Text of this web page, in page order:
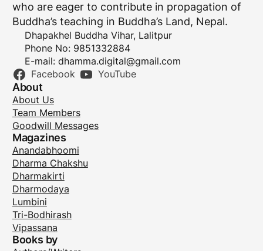
who are eager to contribute in propagation of
Buddha’s teaching in Buddha’s Land, Nepal.
Dhapakhel Buddha Vihar, Lalitpur
Phone No: 9851332884
E-mail: dhamma.digital@gmail.com
Facebook YouTube
About
About Us
Team Members
Goodwill Messages
Magazines
Anandabhoomi
Dharma Chakshu
Dharmakirti
Dharmodaya
Lumbini
Tri-Bodhirash
Vipassana
Books by